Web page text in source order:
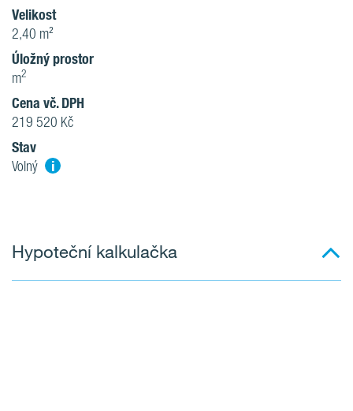
Velikost
2,40 m²
Úložný prostor
m2
Cena vč. DPH
219 520 Kč
Stav
Volný i
Hypoteční kalkulačka